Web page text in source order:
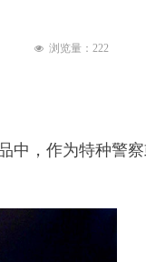
中，作为特种警
넶 浏览量： 222